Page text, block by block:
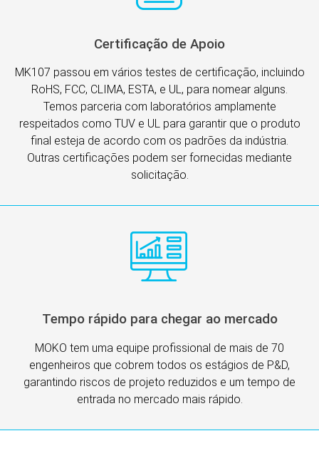
Certificação de Apoio
MK107 passou em vários testes de certificação, incluindo
RoHS, FCC, CLIMA, ESTA, e UL, para nomear alguns.
Temos parceria com laboratórios amplamente
respeitados como TUV e UL para garantir que o produto
final esteja de acordo com os padrões da indústria.
Outras certificações podem ser fornecidas mediante
solicitação.
Tempo rápido para chegar ao mercado
MOKO tem uma equipe profissional de mais de 70
engenheiros que cobrem todos os estágios de P&D,
garantindo riscos de projeto reduzidos e um tempo de
entrada no mercado mais rápido.